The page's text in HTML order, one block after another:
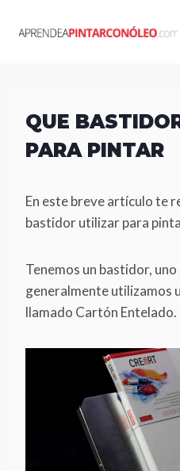
QUE
PARA PINTAR
En este breve artículo te
bastidor utilizar para
Tenemos un bastidor,
generalmente utilizamos
llamado Cartón Entelado.